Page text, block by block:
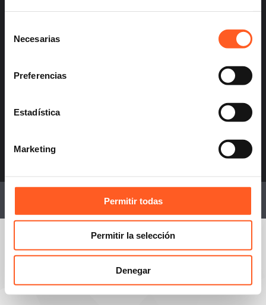
Necesarias
Preferencias
Estadística
Marketing
Permitir todas
Permitir la selección
Denegar
reservados.